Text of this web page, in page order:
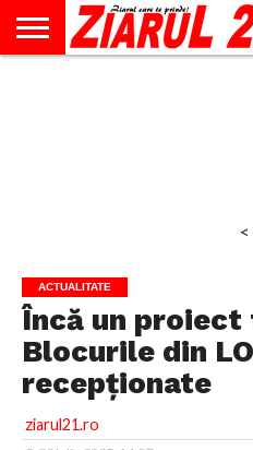
<
ACTUALITATE
Încă un
Blocurile din
recepționate
ziarul21.ro